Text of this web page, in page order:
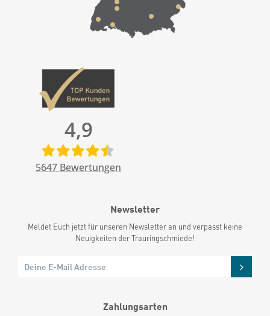
4,9
5647 Bewertungen
Newsletter
Meldet Euch jetzt für unseren Newsletter an und verpasst keine
Neuigkeiten der Trauringschmiede!
Zahlungsarten